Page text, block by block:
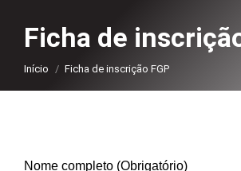
Ficha de
Você está aqui:
Início Ficha de inscrição FGP
Nome completo (Obrigatório)